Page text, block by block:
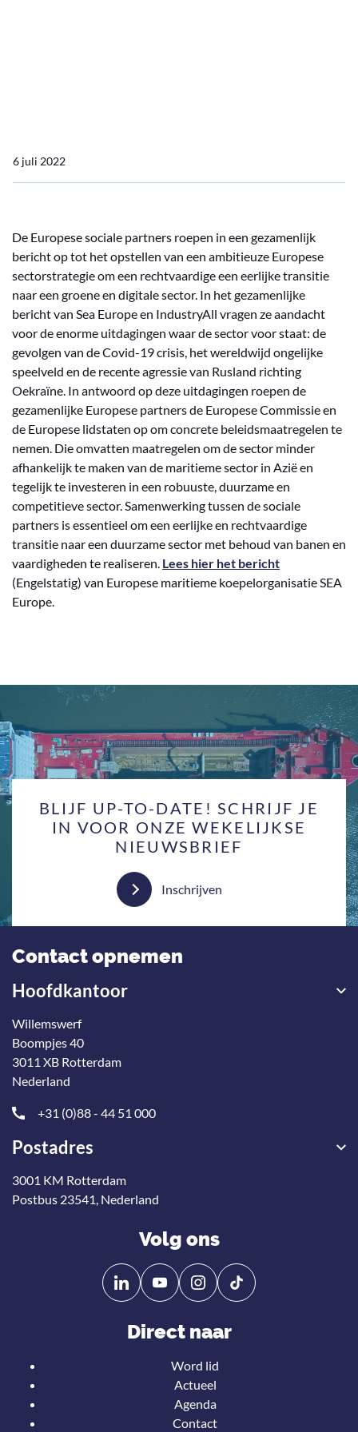
6 juli 2022
De Europese sociale partners roepen in een gezamenlijk
bericht op tot het opstellen van een ambitieuze Europese
sectorstrategie om een rechtvaardige een eerlijke transitie
naar een groene en digitale sector. In het gezamenlijke
bericht van Sea Europe en IndustryAll vragen ze aandacht
voor de enorme uitdagingen waar de sector voor staat: de
gevolgen van de Covid-19 crisis, het wereldwijd ongelijke
speelveld en de recente agressie van Rusland richting
Oekraïne. In antwoord op deze uitdagingen roepen de
gezamenlijke Europese partners de Europese Commissie en
de Europese lidstaten op om concrete beleidsmaatregelen te
nemen. Die omvatten maatregelen om de sector minder
afhankelijk te maken van de maritieme sector in Azië en
tegelijk te investeren in een robuuste, duurzame en
competitieve sector. Samenwerking tussen de sociale
partners is essentieel om een eerlijke en rechtvaardige
transitie naar een duurzame sector met behoud van banen en
vaardigheden te realiseren. Lees hier het bericht
(Engelstatig) van Europese maritieme koepelorganisatie SEA
Europe.
BLIJF UP-TO-DATE! SCHRIJF JE
IN VOOR ONZE WEKELIJKSE
NIEUWSBRIEF
Inschrijven
Contact opnemen
Hoofdkantoor
Willemswerf
Boompjes 40
3011 XB Rotterdam
Nederland
+31 (0)88 - 44 51 000
Postadres
3001 KM Rotterdam
Postbus 23541, Nederland
Volg ons
Volg
ons
Linkedin
Volg
ons
YouTube
Direct naar
Word lid
Actueel
Agenda
Contact